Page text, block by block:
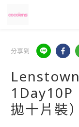
分享到
拋十片裝）